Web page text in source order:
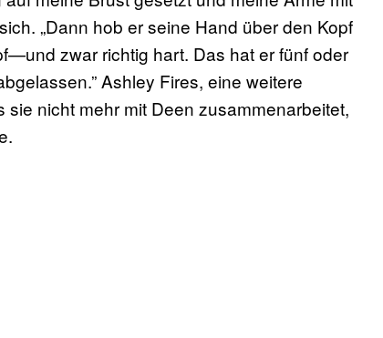
„Dann hob er seine Hand über den Kopf
zwar richtig hart. Das hat er fünf oder
Ashley Fires, eine weitere
sie nicht mehr mit Deen zusammenarbeitet,